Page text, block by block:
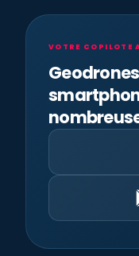
VOTRE COPILOTE